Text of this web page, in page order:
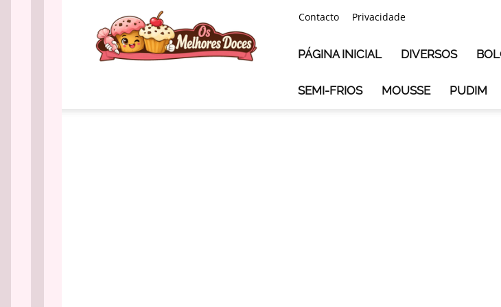
Melhores
Doces
Contacto Privacidade
PÁGINA INICIAL DIVERSOS
SEMI-FRIOS MOUSSE PUDIM